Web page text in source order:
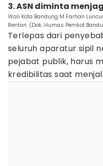
3. ASN diminta
Wali Kota Bandung M Farhan
Rentan. (Dok. Humas Pemkot
Terlepas dari
seluruh aparatur sipil
pejabat publik, harus
kredibilitas saat